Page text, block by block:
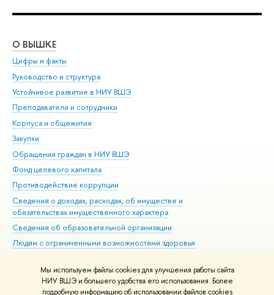
Мы используем файлы cookies для улучшения работы сайта
НИУ ВШЭ и большего удобства его использования. Более
подробную информацию об использовании файлов cookies
О ВЫШКЕ
Цифры и факты
Руководство и структура
Устойчивое развитие в НИУ ВШЭ
Преподаватели и сотрудники
Корпуса и общежития
Закупки
Обращения граждан в НИУ ВШЭ
Фонд целевого капитала
Противодействие коррупции
Сведения о доходах, расходах, об имуществе и
обязательствах имущественного характера
Сведения об образовательной организации
Людям с ограниченными возможностями здоровья
Работа в Вышке